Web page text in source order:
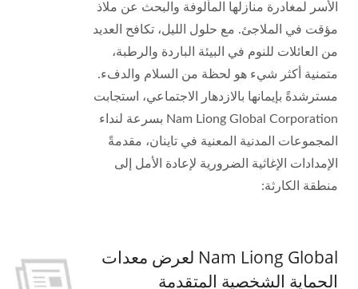
الأسر لمغادرة منازلها المألوفة والبحث عن ملاذ
مؤقت في الملاجئ. مع حلول الليل، تكافح العديد
من العائلات للنوم في البيئة الباردة والرطبة،
متمنية أكثر شيء هو لحظة من السلام والدفء.
مسترشدةً بإيمانها بالازدهار الاجتماعي، استجابت
Nam Liong Global Corporation بسرعة لنداء
المجموعات المدنية المعنية في تاينان، مقدمةً
الإمدادات الإغاثية الضرورية لإعادة الأمل إلى
منطقة الكارثة:
Nam Liong Global لعرض معدات
الحماية الشخصية المتقدمة